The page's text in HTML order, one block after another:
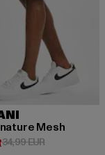
Mesh
Preis: 29,04 EUR
34,99 EURAktionspreis: